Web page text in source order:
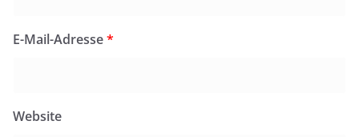
E-Mail-Adresse*
Website